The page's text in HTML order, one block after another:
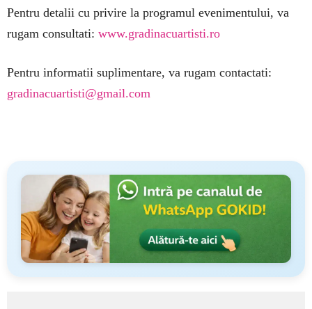
Pentru detalii cu privire la programul evenimentului, va
rugam consultati: www.gradinacuartisti.ro
Pentru informatii suplimentare, va rugam contactati:
gradinacuartisti@gmail.com